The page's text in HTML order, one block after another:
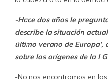
-Hace dos años le
describe la situación
último verano de Europa’,
sobre los orígenes de la I
-No nos encontramos en